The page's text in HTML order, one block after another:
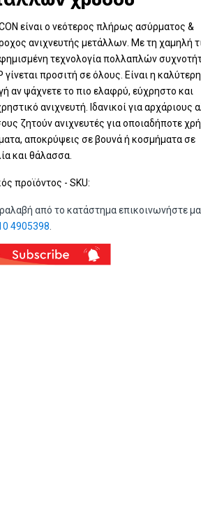
είναι ο νεότερος πλήρως ασύρματος &
ανιχνευτής μετάλλων. Με τη χαμηλή
τεχνολογία πολλαπλών
γίνεται προσιτή σε όλους. Είναι η καλύτερη
αν ψάχνετε το πιο ελαφρύ, εύχρηστο και
ανιχνευτή. Iδανικοί για αρχάριους
ζητούν ανιχνευτές για οποιαδήποτε
αποκρύψεις σε βουνά ή κοσμήματα σε
και θάλασσα.
προϊόντος - SKU:
από το κατάστημα επικοινωνήστε
4905398